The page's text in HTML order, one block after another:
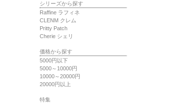
シリーズから探す
Raffine ラフィネ
CLENM クレム
Pritty Patch
Cherie シェリ
価格から探す
5000円以下
5000～10000円
10000～20000円
20000円以上
特集